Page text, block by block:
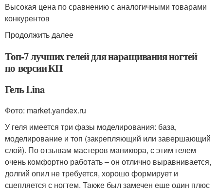
Высокая цена по сравнению с аналогичными товарами
конкурентов
Продолжить далее
Топ-7 лучших гелей для наращивания ногтей
по версии КП
Гель Lina
Фото: market.yandex.ru
У геля имеется три фазы моделирования: база,
моделирование и топ (закрепляющий или завершающий
слой). По отзывам мастеров маникюра, с этим гелем
очень комфортно работать – он отлично выравнивается,
долгий опил не требуется, хорошо формирует и
сцепляется с ногтем. Также был замечен еще один плюс